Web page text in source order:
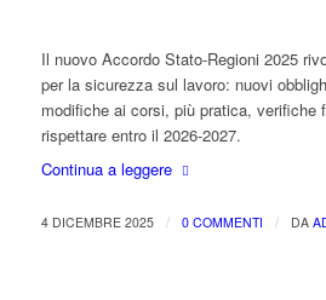
Il nuovo Accordo Stato-Regioni 2025
per la sicurezza sul lavoro: nuovi
modifiche ai corsi, più pratica, verifiche
rispettare entro il 2026-2027.
Continua a leggere
4 DICEMBRE 2025 / 0 COMMENTI / DA